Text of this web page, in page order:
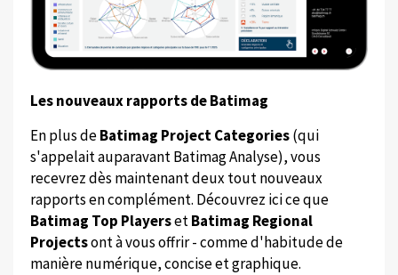
Les nouveaux rapports de Batimag
En plus deBatimag Project Categories(qui
s'appelait auparavant Batimag Analyse), vous
recevrez dès maintenant deux tout nouveaux
rapports en complément. Découvrez ici ce que
Batimag Top PlayersetBatimag Regional
Projectsont à vous offrir - comme d'habitude de
manière numérique, concise et graphique.